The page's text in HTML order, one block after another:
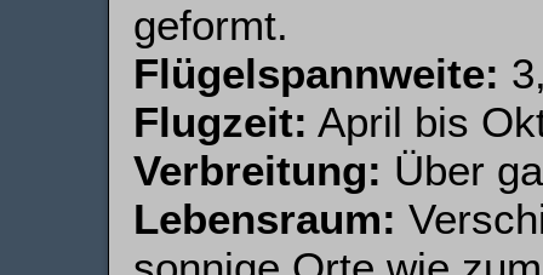
geformt.
Flügelspannweite:
Flugzeit: April bis
Verbreitung: Über
Lebensraum: